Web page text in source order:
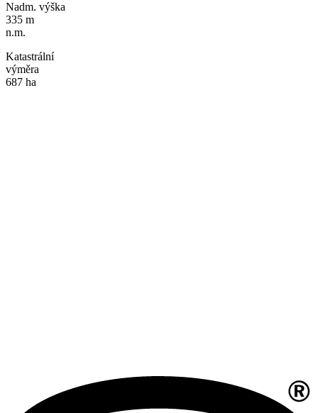
Nadm. výška
335 m
n.m.
Katastrální
výměra
687 ha